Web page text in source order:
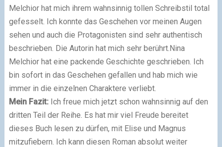
Melchior hat mich ihrem wahnsinnig tollen Schreibstil total
gefesselt. Ich konnte das Geschehen vor meinen Augen
sehen und auch die Protagonisten sind sehr authentisch
beschrieben. Die Autorin hat mich sehr berührt.Nina
Melchior hat eine packende Geschichte geschrieben. Ich
bin sofort in das Geschehen gefallen und hab mich wie
immer in die einzelnen Charaktere verliebt.
Mein Fazit: Ich freue mich jetzt schon wahnsinnig auf den
dritten Teil der Reihe. Es hat mir viel Freude bereitet
dieses Buch lesen zu dürfen, mit Elise und Magnus
mitzufiebern. Ich kann diesen Roman absolut weiter